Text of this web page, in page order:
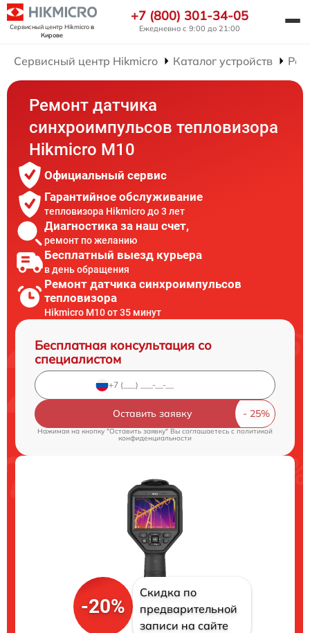
Сервисный центр Hikmicroв
Кирове
+7 (800) 301-34-05
Ежедневно с 9:00 до 21:00
Сервисный центр Hikmicro Каталог устройств
Ремонт датчика
синхроимпульсов тепловизора
Hikmicro M10
Официальный сервис
Гарантийное обслуживание
тепловизора Hikmicro до 3 лет
Диагностика за наш счет,
ремонт по желанию
Бесплатный выезд курьера
в день обращения
Ремонт датчика синхроимпульсов
тепловизора
Hikmicro M10 от 35 минут
Бесплатная консультация со
специалистом
Оставить заявку
Нажимая на кнопку "Оставить заявку" Вы соглашаетесь cполитикой
конфиденциальности
-20%
Скидка по
предварительной
записи на сайте